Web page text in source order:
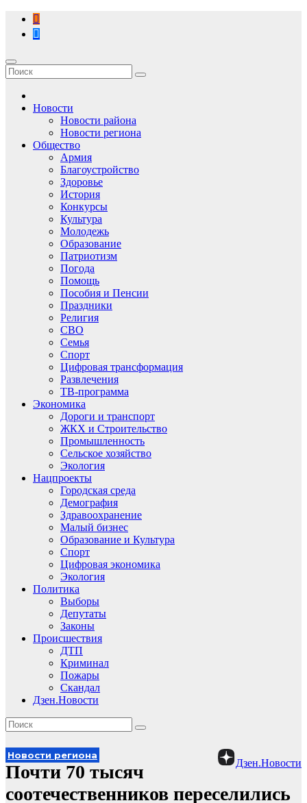
Перейти
содержимому
Новости
Новости района
Новости региона
Общество
Армия
Благоустройство
Здоровье
История
Конкурсы
Культура
Молодежь
Образование
Патриотизм
Погода
Помощь
Пособия и Пенсии
Праздники
Религия
СВО
Семья
Спорт
Цифровая трансформация
Развлечения
ТВ-программа
Экономика
Дороги и транспорт
ЖКХ и Строительство
Промышленность
Сельское хозяйство
Экология
Нацпроекты
Городская среда
Демография
Здравоохранение
Малый бизнес
Образование и Культура
Спорт
Цифровая экономика
Экология
Политика
Выборы
Депутаты
Законы
Происшествия
ДТП
Криминал
Пожары
Скандал
Дзен.Новости
Дзен.Новости
Новости региона
Почти 70 тысяч
соотечественников переселились